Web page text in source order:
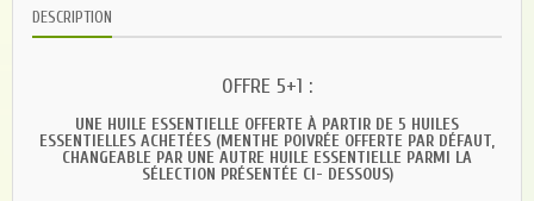
DESCRIPTION
OFFRE 5+1 :
UNE HUILE ESSENTIELLE OFFERTE À PARTIR DE 5 HUILES
ESSENTIELLES ACHETÉES (MENTHE POIVRÉE OFFERTE PAR DÉFAUT,
CHANGEABLE PAR UNE AUTRE HUILE ESSENTIELLE PARMI LA
SÉLECTION PRÉSENTÉE CI- DESSOUS)